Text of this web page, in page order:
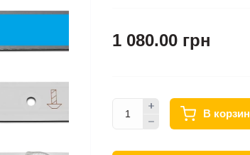
1 080.00 грн
В